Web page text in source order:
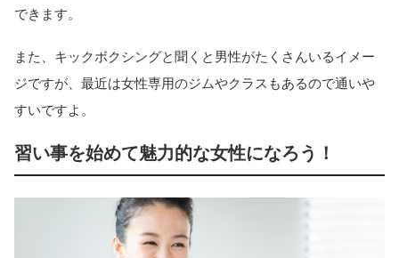
できます。
また、キックボクシングと聞くと男性がたくさんいるイメー
ジですが、最近は女性専用のジムやクラスもあるので通いや
すいですよ。
習い事を始めて魅力的な女性になろう！